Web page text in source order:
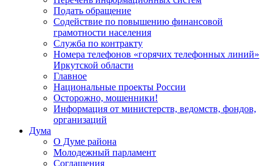
Подать обращение
Содействие по повышению финансовой
грамотности населения
Служба по контракту
Номера телефонов «горячих телефонных линий»
Иркутской области
Главное
Национальные проекты России
Осторожно, мошенники!
Информация от министерств, ведомств, фондов,
организаций
Дума
О Думе района
Молодежный парламент
Соглашения